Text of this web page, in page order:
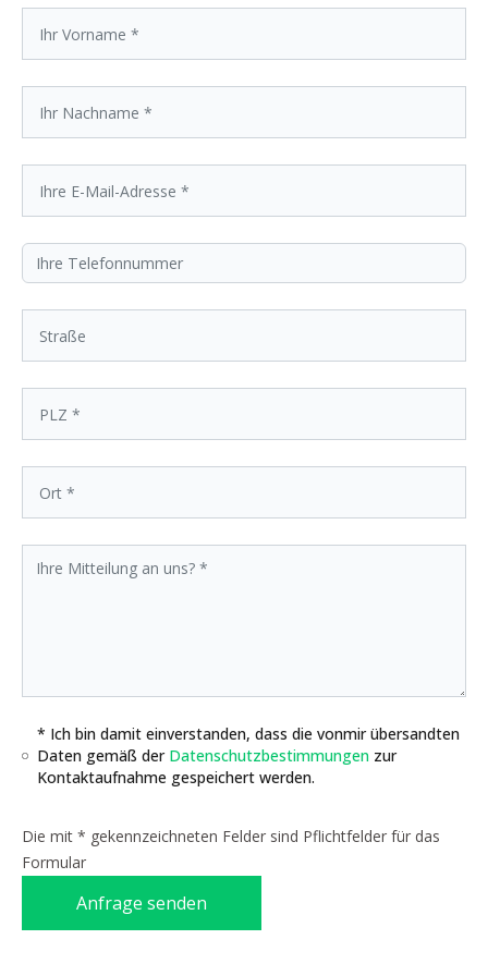
* Ich bin damit einverstanden, dass die vonmir übersandten
Daten gemäß der Datenschutzbestimmungen zur
Kontaktaufnahme gespeichert werden.
Die mit * gekennzeichneten Felder sind Pflichtfelder für das
Formular
Anfrage senden